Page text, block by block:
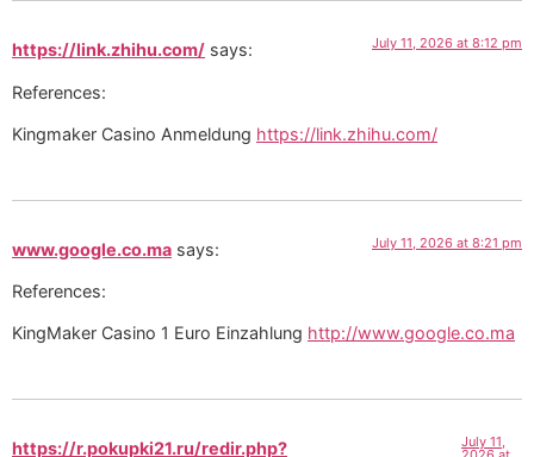
https://link.zhihu.com/ says: July 11, 2026 at 8:12 pm
References:
Kingmaker Casino Anmeldung https://link.zhihu.com/
www.google.co.ma says: July 11, 2026 at 8:21 pm
References:
KingMaker Casino 1 Euro Einzahlung http://www.google.co.ma
https://r.pokupki21.ru/redir.php? July 11,